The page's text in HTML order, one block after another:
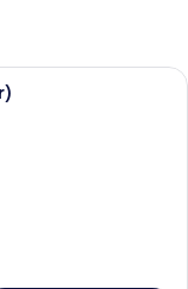
ツインルーム 窓なし